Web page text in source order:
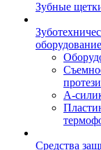
Зубные
оборудование
А-
Средства